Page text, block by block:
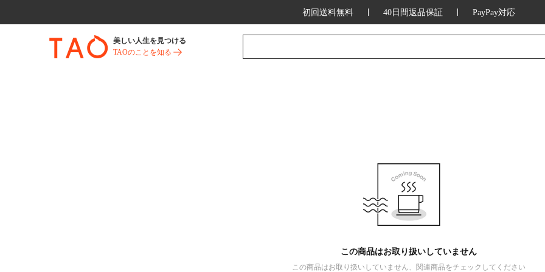
初回送料無料 40日間返品保証 PayPay対応
美しい人生を見つける
TAOのことを知る
この商品はお取り扱いしていません
この商品はお取り扱いしていません、関連商品をチェックしてください